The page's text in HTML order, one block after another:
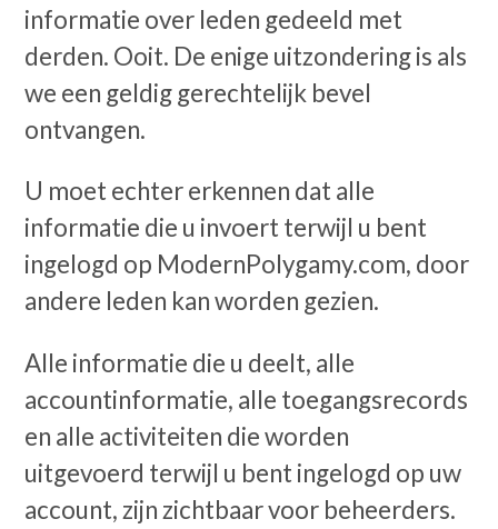
informatie over leden gedeeld met
derden. Ooit. De enige uitzondering is als
we een geldig gerechtelijk bevel
ontvangen.
U moet echter erkennen dat alle
informatie die u invoert terwijl u bent
ingelogd op ModernPolygamy.com, door
andere leden kan worden gezien.
Alle informatie die u deelt, alle
accountinformatie, alle toegangsrecords
en alle activiteiten die worden
uitgevoerd terwijl u bent ingelogd op uw
account, zijn zichtbaar voor beheerders.